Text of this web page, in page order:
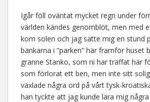
Igår föll oväntat mycket regn under
världen kändes genomblöt, men med
kom solen och jag satte mig en stund
bänkarna i ”parken” här framför huset
granne Stanko, som ni har träffat här
som förlorat ett ben, men inte sitt
växlade några ord på vårt tysk-
han tyckte att jag kunde lära mig